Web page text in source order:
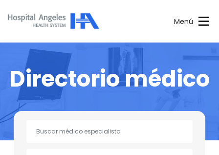
Menú
Directorio médico